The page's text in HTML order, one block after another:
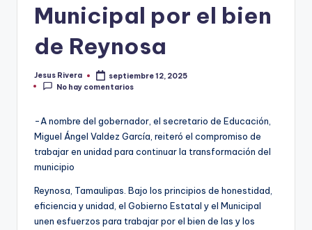
Municipal por el bien
de Reynosa
Publicado
por
Jesus Rivera
septiembre 12, 2025
No hay comentarios
-A nombre del gobernador, el secretario de Educación,
Miguel Ángel Valdez García, reiteró el compromiso de
trabajar en unidad para continuar la transformación del
municipio
Reynosa, Tamaulipas. Bajo los principios de honestidad,
eficiencia y unidad, el Gobierno Estatal y el Municipal
unen esfuerzos para trabajar por el bien de las y los